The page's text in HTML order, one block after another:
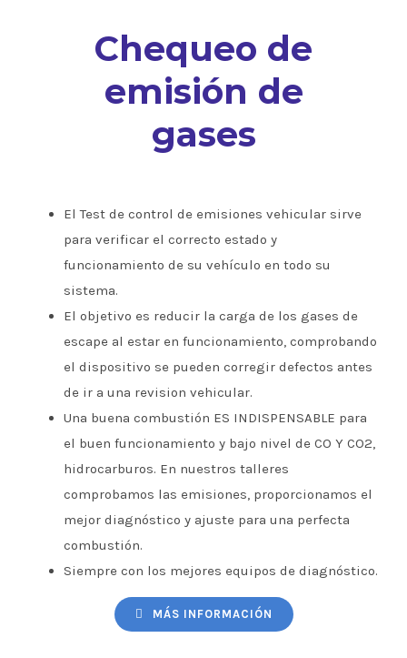
Chequeo de
emisión de
gases
El Test de control de emisiones vehicular sirve
para verificar el correcto estado y
funcionamiento de su vehículo en todo su
sistema.
El objetivo es reducir la carga de los gases de
escape al estar en funcionamiento, comprobando
el dispositivo se pueden corregir defectos antes
de ir a una revision vehicular.
Una buena combustión ES INDISPENSABLE para
el buen funcionamiento y bajo nivel de CO Y CO2,
hidrocarburos. En nuestros talleres
comprobamos las emisiones, proporcionamos el
mejor diagnóstico y ajuste para una perfecta
combustión.
Siempre con los mejores equipos de diagnóstico.
MÁS INFORMACIÓN